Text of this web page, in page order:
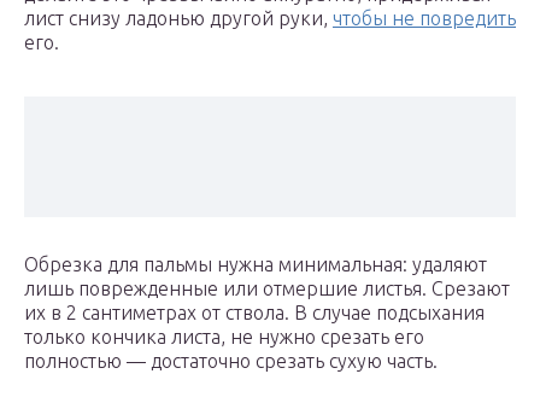
лист снизу ладонью другой руки, чтобы не повредить
его.
Обрезка для пальмы нужна минимальная: удаляют
лишь поврежденные или отмершие листья. Срезают
их в 2 сантиметрах от ствола. В случае подсыхания
только кончика листа, не нужно срезать его
полностью — достаточно срезать сухую часть.